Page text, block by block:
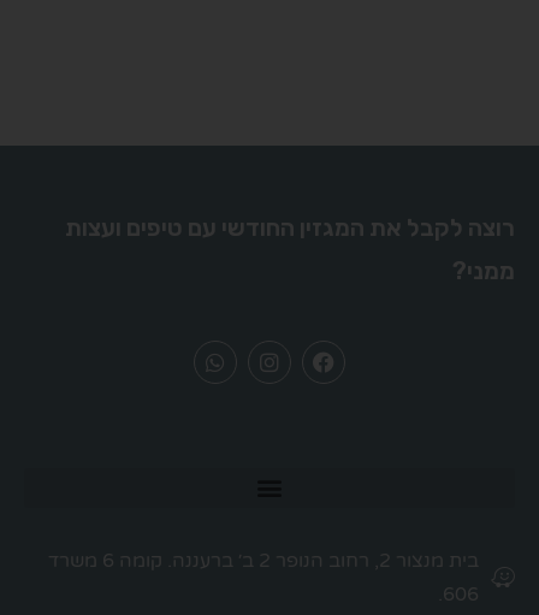
רוצה לקבל את המגזין החודשי עם טיפים ועצות
ממני?
בית מנצור 2, רחוב הנופר 2 ב׳ ברעננה. קומה 6 משרד
606.